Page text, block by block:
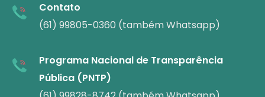
Contato
(61) 99805-0360 (também Whatsapp)
Programa Nacional de Transparência
Pública (PNTP)